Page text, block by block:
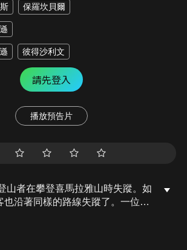
保羅坎貝爾
彼得沙利文
請先登入
播放預告片
山者在攀登喜馬拉雅山時失蹤。如
也沿著同樣的路線失蹤了。一位神